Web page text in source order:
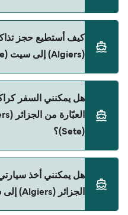
الجزائر (Algiers) إلى سيت (Sete).
كيف أستطيع حجز
(Algiers) إلى سيت (Sete)؟
صفحة العروض لمعرفة
هل يمكنني السفر
(Sete)؟
نعم، يمكنك السفر كراكب
(Algiers) إلى سيت (Sete) مع:
هل يمكنني أخذ
الجزائر (Algiers) إلى سيت (Sete)؟